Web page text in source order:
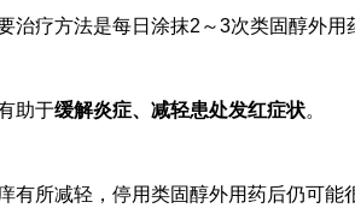
治疗方法是每日涂抹2～3次类固醇外用
助于缓解炎症、减轻患处发红症状。
有所减轻，停用类固醇外用药后仍可